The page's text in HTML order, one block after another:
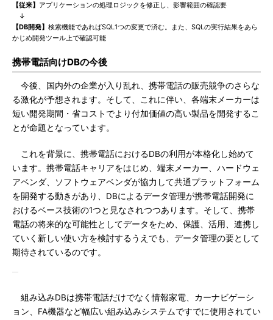
【従来】 アプリケーションの処理ロジックを修正し、影響範囲の確認要
↓
【DB開発】 検索機能であればSQL1つの変更で済む。また、SQLの実行結果をあら
かじめ開発ツール上で確認可能
携帯電話向けDBの今後
今後、国内外の企業が入り乱れ、携帯電話の販売競争のさらな
る激化が予想されます。そして、これに伴い、各端末メーカーは
短い開発期間・省コストでより付加価値の高い製品を開発するこ
とが命題となっています。
これを背景に、携帯電話におけるDBの利用が本格化し始めて
います。携帯電話キャリアをはじめ、端末メーカー、ハードウェ
アベンダ、ソフトウェアベンダが協力して共通プラットフォーム
を開発する動きがあり、DBによるデータ管理が携帯電話開発に
おけるベース技術の1つと見なされつつあります。そして、携帯
電話の将来的な可能性としてデータをため、保護、活用、連携し
ていく新しい使い方を検討するうえでも、データ管理の要として
期待されているのです。
組み込みDBは携帯電話だけでなく情報家電、カーナビゲーシ
ョン、FA機器など幅広い組み込みシステムですでに使用されてい